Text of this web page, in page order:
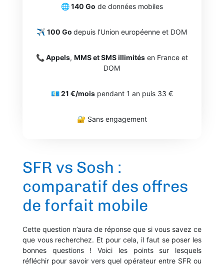
🌐 140 Go de données mobiles
✈️100 Godepuis l’Union européenne et DOM
📞 Appels, MMS et SMS illimitésen France et
DOM
💶 21 €/moispendant 1 an puis 33 €
🔐 Sans engagement
SFR vs Sosh :
comparatif des offres
de forfait mobile
Cette question n’aura de réponse que si vous savez ce
que vous recherchez. Et pour cela, il faut se poser les
bonnes questions ! Voici les points sur lesquels
réfléchir pour savoir vers quel opérateur entre SFR ou